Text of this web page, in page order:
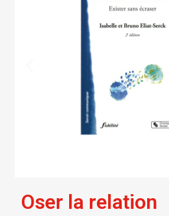
Oser la relation